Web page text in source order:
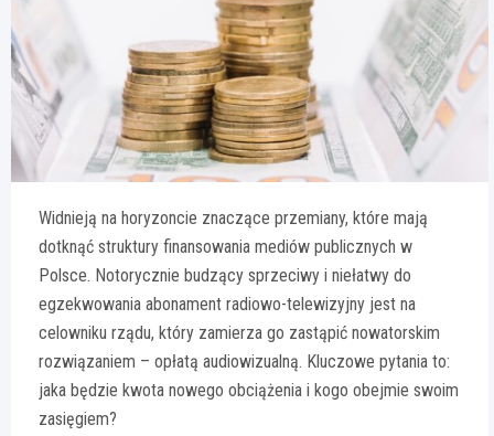
Widnieją na horyzoncie znaczące przemiany, które mają
dotknąć struktury finansowania mediów publicznych w
Polsce. Notorycznie budzący sprzeciwy i niełatwy do
egzekwowania abonament radiowo-telewizyjny jest na
celowniku rządu, który zamierza go zastąpić nowatorskim
rozwiązaniem – opłatą audiowizualną. Kluczowe pytania to:
jaka będzie kwota nowego obciążenia i kogo obejmie swoim
zasięgiem?